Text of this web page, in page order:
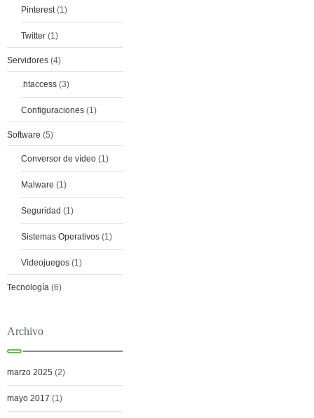
Pinterest (1)
Twitter (1)
Servidores (4)
.htaccess (3)
Configuraciones (1)
Software (5)
Conversor de vídeo (1)
Malware (1)
Seguridad (1)
Sistemas Operativos (1)
Videojuegos (1)
Tecnología (6)
Archivo
marzo 2025 (2)
mayo 2017 (1)